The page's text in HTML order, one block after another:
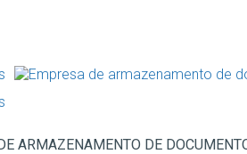
ARMAZENAMENTO DE